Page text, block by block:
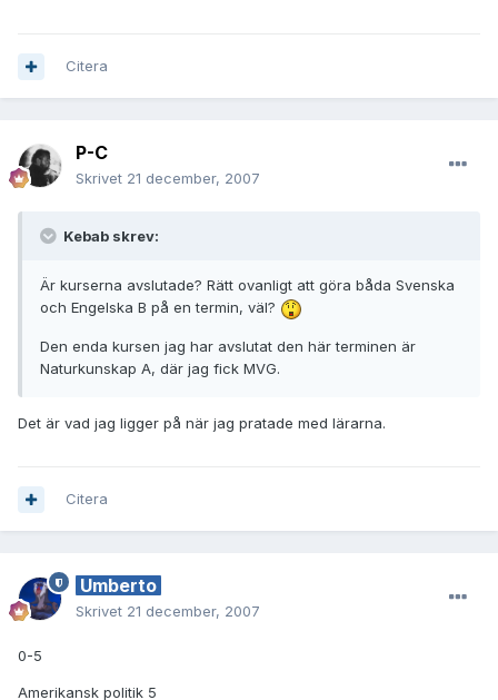
Citera
P-C
Skrivet 21 december, 2007
Kebab skrev:
Är kurserna avslutade? Rätt ovanligt att göra båda Svenska
och Engelska B på en termin, väl?
Den enda kursen jag har avslutat den här terminen är
Naturkunskap A, där jag fick MVG.
Det är vad jag ligger på när jag pratade med lärarna.
Citera
Umberto
Skrivet 21 december, 2007
0-5
Amerikansk politik 5